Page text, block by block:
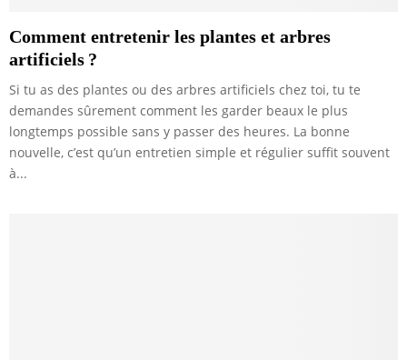
Comment entretenir les plantes et arbres
artificiels ?
Si tu as des plantes ou des arbres artificiels chez toi, tu te
demandes sûrement comment les garder beaux le plus
longtemps possible sans y passer des heures. La bonne
nouvelle, c’est qu’un entretien simple et régulier suffit souvent
à...